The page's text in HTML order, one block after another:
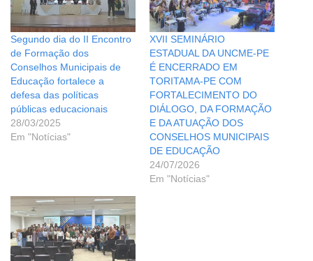
Segundo dia do II Encontro
de Formação dos
Conselhos Municipais de
Educação fortalece a
defesa das políticas
públicas educacionais
28/03/2025
Em "Notícias"
XVII SEMINÁRIO
ESTADUAL DA UNCME-PE
É ENCERRADO EM
TORITAMA-PE COM
FORTALECIMENTO DO
DIÁLOGO, DA FORMAÇÃO
E DA ATUAÇÃO DOS
CONSELHOS MUNICIPAIS
DE EDUCAÇÃO
24/07/2026
Em "Notícias"